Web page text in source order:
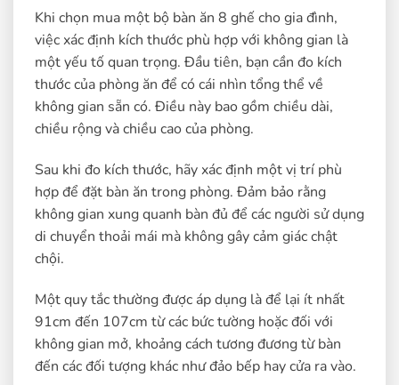
Khi chọn mua một bộ bàn ăn 8 ghế cho gia đình,
việc xác định kích thước phù hợp với không gian là
một yếu tố quan trọng. Đầu tiên, bạn cần đo kích
thước của phòng ăn để có cái nhìn tổng thể về
không gian sẵn có. Điều này bao gồm chiều dài,
chiều rộng và chiều cao của phòng.
Sau khi đo kích thước, hãy xác định một vị trí phù
hợp để đặt bàn ăn trong phòng. Đảm bảo rằng
không gian xung quanh bàn đủ để các người sử dụng
di chuyển thoải mái mà không gây cảm giác chật
chội.
Một quy tắc thường được áp dụng là để lại ít nhất
91cm đến 107cm từ các bức tường hoặc đối với
không gian mở, khoảng cách tương đương từ bàn
đến các đối tượng khác như đảo bếp hay cửa ra vào.